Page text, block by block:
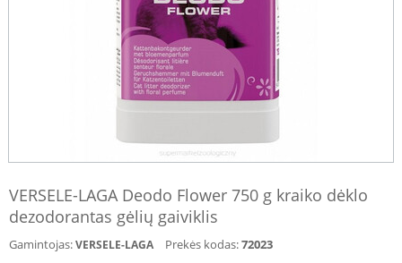
VERSELE-LAGA Deodo Flower 750 g kraiko dėklo
dezodorantas gėlių gaiviklis
Gamintojas:VERSELE-LAGA Prekės kodas:72023